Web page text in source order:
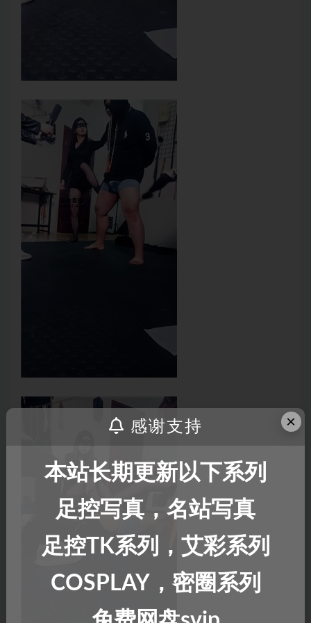
×
感谢支持
本站长期更新以下系列
足控写真，名站写真
足控TK系列，艾彩系列
COSPLAY，密圈系列